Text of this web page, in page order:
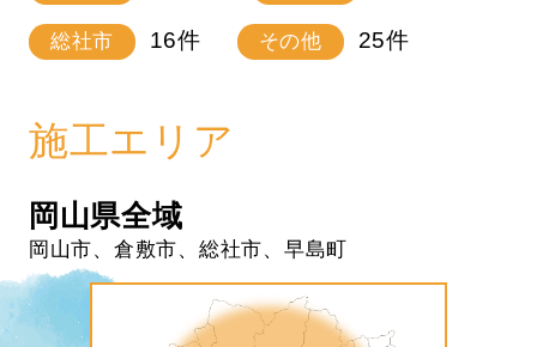
総社市 16件 その他 25件
施工エリア
岡山県全域
岡山市、倉敷市、総社市、早島町